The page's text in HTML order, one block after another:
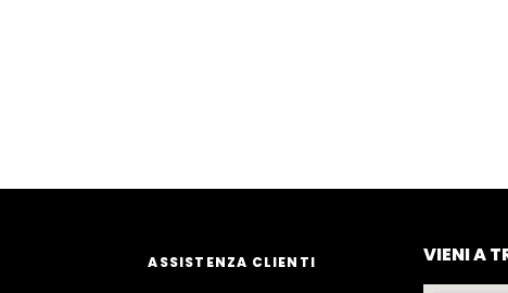
ASSISTENZA CLIENTI VIENI A